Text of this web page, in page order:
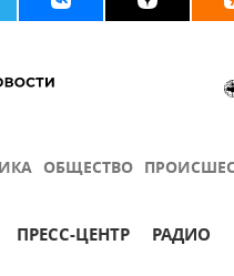
ОБЩЕСТВО
ПРЕСС-ЦЕНТР РАДИО